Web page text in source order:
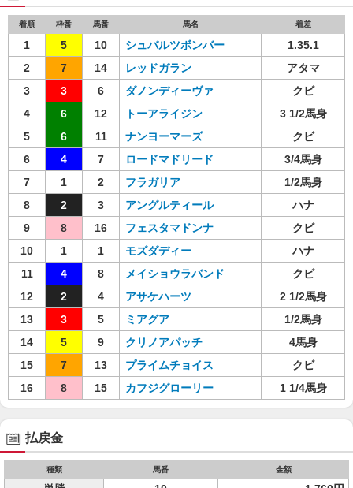
着順 枠番 馬番 馬名 着差
1 5 10 シュバルツボンバー
1.35.1
2
7 14 レッドガラン
アタマ
3
3 6 ダノンディーヴァ
クビ
4
6 12 トーアライジン
3 1/2馬身
5
6 11 ナンヨーマーズ
クビ
6
4 7 ロードマドリード
3/4馬身
7
1 2 フラガリア
1/2馬身
8
2 3 アングルティール
ハナ
9
8 16 フェスタマドンナ
クビ
10
1 1 モズダディー
ハナ
11
4 8 メイショウラバンド
クビ
12
2 4 アサケハーツ
2 1/2馬身
13
3 5 ミアグア
1/2馬身
14
5 9 クリノアパッチ
4馬身
15
7 13 プライムチョイス
クビ
16
8 15 カフジグローリー 1 1/4馬身
払戻金
種類 馬番 金額